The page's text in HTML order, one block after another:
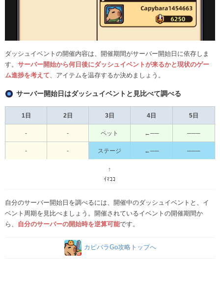
ダッシュイベントの開催内容は、開催期間がサーバー開始日に依存しま
す。 サーバー開始から何日後にダッシュイベントが来るかと現状のゲー
ム進捗を考えて 、アイテムを温存するか決めましょう。
サーバー開始日はダッシュイベントと見比べて調べる
1日 2日 3日 4日 5日
- - ペット ←── ───
- - ステージ ←── ───
↑
ｲﾏｺｺ
自分のサーバー開始日を調べるには、開催中のダッシュイベントと、イ
ベント周期を見比べましょう。開催されているイベントの開催期間か
ら、 自分のサーバーの開始時を逆算可能です。
カピバラGo攻略トップへ